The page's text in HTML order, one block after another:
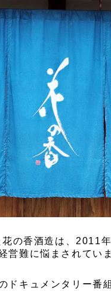
の香酒造は、2011
営難に悩まされてい
ドキュメンタリー番